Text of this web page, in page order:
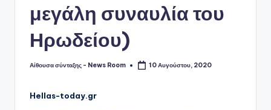
μεγάλη συναυλία του
Ηρωδείου)
Συγγραφέας:
Αίθουσα σύνταξης - News Room 10 Αυγούστου, 2020
Hellas-today.gr